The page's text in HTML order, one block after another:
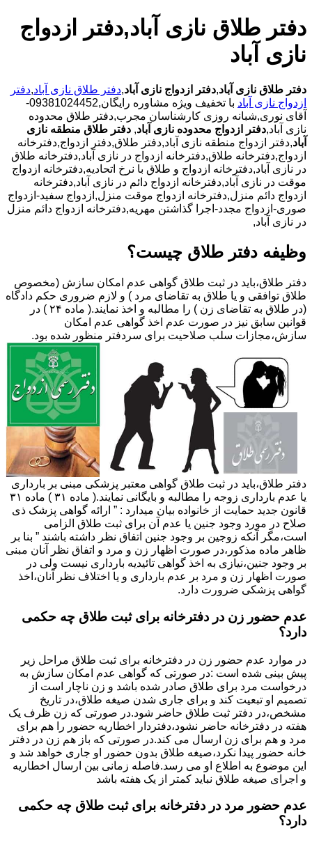
دفتر طلاق نازی آباد,دفتر ازدواج
نازی آباد
دفتر طلاق نازی آباد,دفتر ازدواج نازی آباد,دفتر طلاق نازی آباد,دفتر
ازدواج نازی آباد
با تخفیف ویژه مشاوره رایگان,09381024452-
آقای نوری,شبانه روزی کارشناسان مجرب,دفتر طلاق محدوده
نازی آباد,دفتر ازدواج محدوده نازی آباد, دفتر طلاق منطقه نازی
آباد,دفتر ازدواج منطقه نازی آباد,دفتر طلاق,دفتر ازدواج,دفترخانه
ازدواج,دفترخانه طلاق,دفترخانه ازدواج در نازی آباد,دفترخانه طلاق
در نازی آباد,دفترخانه ازدواج و طلاق با نرخ اتحادیه,دفترخانه ازدواج
موقت در نازی آباد,دفترخانه ازدواج دائم در نازی آباد,دفترخانه
ازدواج دائم منزل,دفترخانه ازدواج موقت منزل,ازدواج سفید-ازدواج
صوری-ازدواج مجدد-اجرا گذاشتن مهریه,دفترخانه ازدواج دائم منزل
در نازی آباد,
وظیفه دفتر طلاق چیست؟
دفتر طلاق،باید در ثبت طلاق گواهی عدم امکان سازش (مخصوص
طلاق توافقی و یا طلاق به تقاضای مرد ) و لازم ضروری حکم دادگاه
(در طلاق به تقاضای زن ) را مطالبه و اخذ نمایند.( ماده ۲۴ ) در
قوانین سابق نیز در صورت عدم اخذ گواهی عدم امکان
سازش،مجازات سلب صلاحیت برای سردفتر منظور شده بود.
دفتر طلاق،باید در ثبت طلاق گواهی معتبر پزشکی مبنی بر بارداری
یا عدم بارداری زوجه را مطالبه و بایگانی نمایند.( ماده ۳۱ ) ماده ۳۱
قانون جدید حمایت از خانواده بیان میدارد : ” ارائه گواهی پزشک ذی
صلاح در مورد وجود جنین یا عدم آن برای ثبت طلاق الزامی
است،مگر آنکه زوجین بر وجود جنین اتفاق نظر داشته باشند ” بنا بر
ظاهر ماده مذکور،در صورت اظهار زن و مرد و اتفاق نظر آنان مبنی
بر وجود جنین،نیازی به اخذ گواهی تائیدیه بارداری نیست ولی در
صورت اظهار زن و مرد بر عدم بارداری و یا اختلاف نظر آنان،اخذ
گواهی پزشکی ضرورت دارد.
عدم حضور زن در دفترخانه برای ثبت طلاق چه حکمی
دارد؟
در موارد عدم حضور زن در دفترخانه برای ثبت طلاق مراحل زیر
پیش بینی شده است :در صورتی که گواهی عدم امکان سازش به
درخواست مرد برای طلاق صادر شده باشد و زن ناچار است از
تصمیم او تبعیت کند و برای جاری شدن صیغه طلاق،در تاریخ
مشخص،در دفتر ثبت طلاق حاضر شود.در صورتی که زن ظرف یک
هفته در دفترخانه حاضر نشود،دفتردار اخطاریه حضور را هم برای
مرد و هم برای زن ارسال می کند.در صورتی که باز هم زن در دفتر
خانه حضور پیدا نکرد،صیغه طلاق بدون حضور او جاری خواهد شد و
این موضوع به اطلاع او می رسد.فاصله زمانی بین ارسال اخطاریه
و اجرای صیغه طلاق نباید کمتر از یک هفته باشد
عدم حضور مرد در دفترخانه برای ثبت طلاق چه حکمی
دارد؟